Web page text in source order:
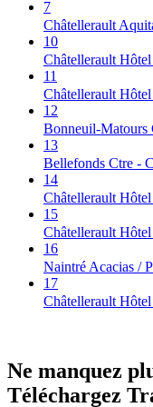
7
Châtellerault
10
Châtellerault
11
Châtellerault
12
Bonneuil-Matours
13
Bellefonds Ctre -
14
Châtellerault
15
Châtellerault
16
Naintré Acacias /
17
Châtellerault
Ne manquez
Téléchargez